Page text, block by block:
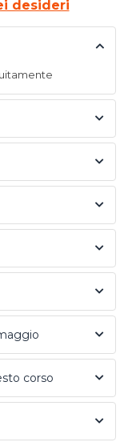
desideri
corso